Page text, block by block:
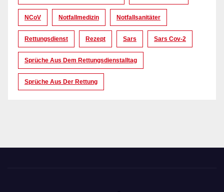
NCoV Notfallmedizin Notfallsanitäter
Rettungsdienst Rezept Sars Sars Cov-2
Sprüche Aus Dem Rettungsdienstalltag
Sprüche Aus Der Rettung